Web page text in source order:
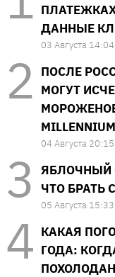
ДАННЫЕ
03 Августа 14:04
ПОСЛЕ
МОГУТ
MILLENNIUM
04 Августа 20:15
ЯБЛОЧНЫЙ
ЧТО БРАТЬ
05 Августа 15:33
КАКАЯ
ГОДА: